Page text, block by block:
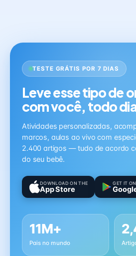
TESTE GRÁTIS POR 7 DIAS
Leve esse tipo de
com você, todo
Atividades personalizadas,
marcos, aulas ao vivo com
2.400 artigos — tudo de acordo
do seu bebê.
DOWNLOAD ON THE
App Store
GET IT ON
11M+
Pais no mundo